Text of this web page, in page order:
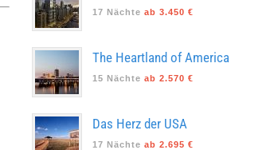
17 Nächte ab 3.450 €
The Heartland of America
15 Nächte ab 2.570 €
Das Herz der USA
17 Nächte ab 2.695 €